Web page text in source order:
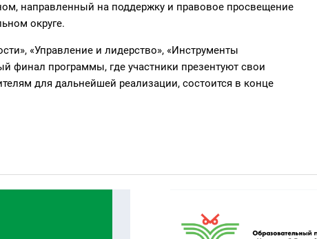
направленный на поддержку и правовое просвещение
округе.
«Управление и лидерство», «Инструменты
финал программы, где участники презентуют свои
для дальнейшей реализации, состоится в конце